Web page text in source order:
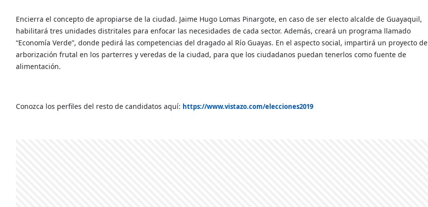
Encierra el concepto de apropiarse de la ciudad. Jaime Hugo Lomas Pinargote, en caso de ser electo alcalde de Guayaquil,
habilitará tres unidades distritales para enfocar las necesidades de cada sector. Además, creará un programa llamado
“Economía Verde”, donde pedirá las competencias del dragado al Río Guayas. En el aspecto social, impartirá un proyecto de
arborización frutal en los parterres y veredas de la ciudad, para que los ciudadanos puedan tenerlos como fuente de
alimentación.
Conozca los perfiles del resto de candidatos aquí: https://www.vistazo.com/elecciones2019